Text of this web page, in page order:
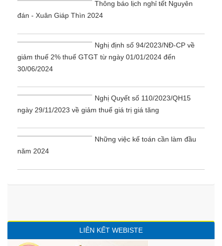
Thông báo lịch nghỉ tết Nguyên
đán - Xuân Giáp Thìn 2024
Nghị định số 94/2023/NĐ-CP về
giảm thuế 2% thuế GTGT từ ngày 01/01/2024 đến
30/06/2024
Nghị Quyết số 110/2023/QH15
ngày 29/11/2023 về giảm thuế giá trị giá tăng
Những việc kế toán cần làm đầu
năm 2024
LIÊN KẾT WEBISTE